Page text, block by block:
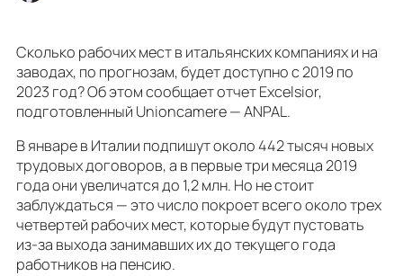
Сколько рабочих мест в итальянских компаниях и на
заводах, по прогнозам, будет доступно с 2019 по
2023 год? Об этом сообщает отчет Excelsior,
подготовленный Unioncamere — ANPAL.
В январе в Италии подпишут около 442 тысяч новых
трудовых договоров, а в первые три месяца 2019
года они увеличатся до 1,2 млн. Но не стоит
заблуждаться — это число покроет всего около трех
четвертей рабочих мест, которые будут пустовать
из-за выхода занимавших их до текущего года
работников на пенсию.